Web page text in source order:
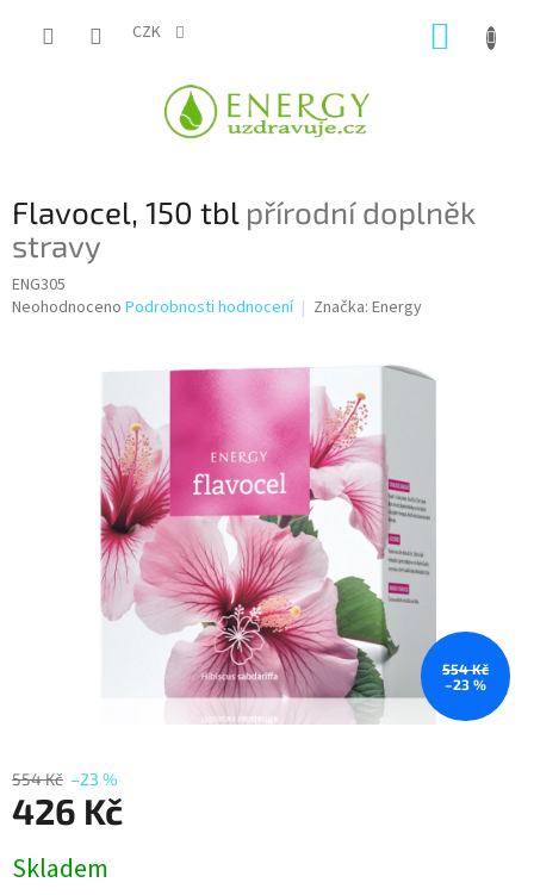
CZK
Flavocel, 150 tbl přírodní doplněk
stravy
ENG305
Průměrné
Neohodnoceno Podrobnosti hodnocení Značka: Energy
554 Kč
–23 %
554 Kč –23 %
426 Kč
cena:
Skladem